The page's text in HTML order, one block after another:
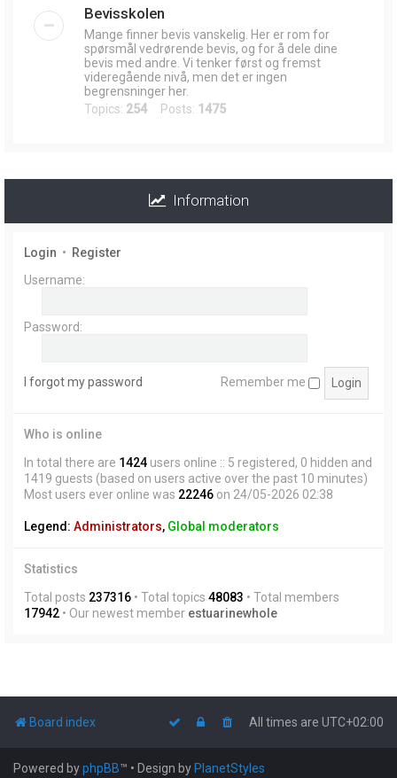
Bevisskolen
Mange finner bevis vanskelig. Her er rom for
spørsmål vedrørende bevis, og for å dele dine
bevis med andre. Vi tenker først og fremst
videregående nivå, men det er ingen
begrensninger her.
Topics: 254 Posts: 1475
Information
Login • Register
Username:
Password:
I forgot my password Remember me
Who is online
In total there are 1424 users online :: 5 registered, 0 hidden and
1419 guests (based on users active over the past 10 minutes)
Most users ever online was 22246 on 24/05-2026 02:38
Legend: Administrators, Global moderators
Statistics
Total posts 237316 • Total topics 48083 • Total members
17942 • Our newest member estuarinewhole
Board index All times are UTC+02:00
Powered byphpBB™ • Design by PlanetStyles